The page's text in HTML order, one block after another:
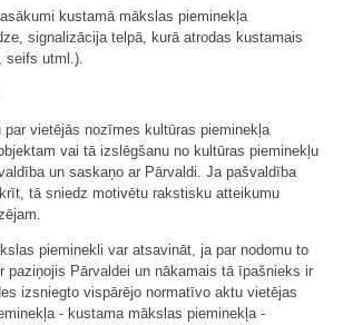
kustamā mākslas pieminekļa
signalizācija telpā, kurā atrodas kustamais
seifs utml.).
vietējās nozīmes kultūras pieminekļa
vai tā izslēgšanu no kultūras pieminekļu
un saskaņo ar Pārvaldi. Ja pašvaldība
tā sniedz motivētu rakstisku atteikumu
pieminekli var atsavināt, ja par nodomu to
paziņojis Pārvaldei un nākamais tā īpašnieks ir
izsniegto vispārējo normatīvo aktu vietējas
- kustama mākslas pieminekļa -